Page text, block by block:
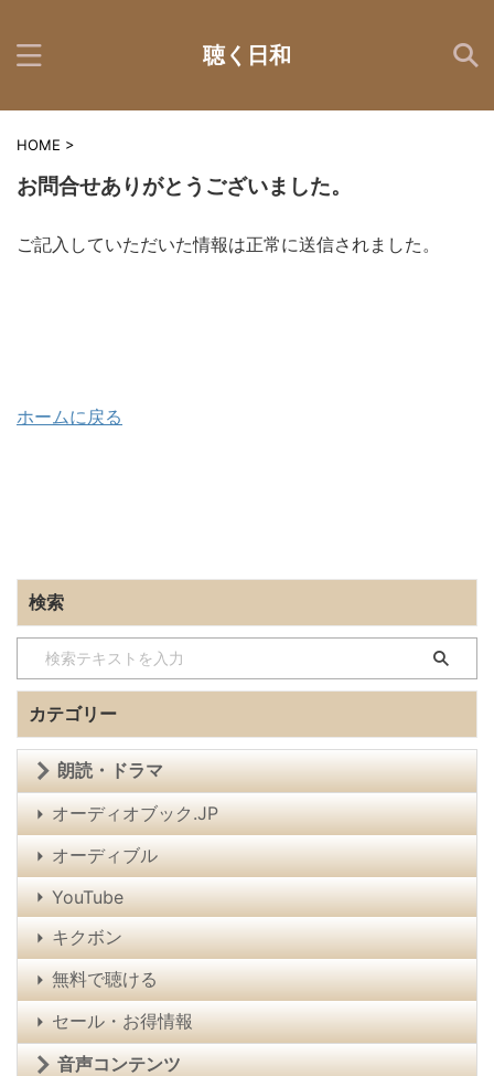
聴く日和
HOME >
お問合せありがとうございました。
ご記入していただいた情報は正常に送信されました。
ホームに戻る
検索
カテゴリー
朗読・ドラマ
オーディオブック.JP
オーディブル
YouTube
キクボン
無料で聴ける
セール・お得情報
音声コンテンツ